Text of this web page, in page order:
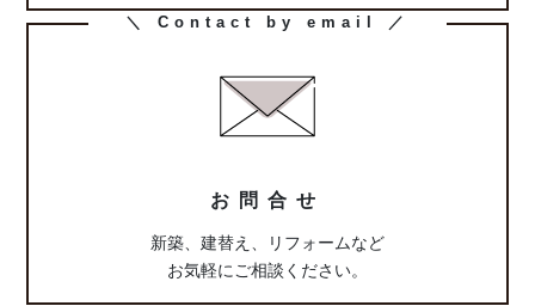
カ
＼ Contact by email ／
お問合せ
新築、建替え、リフォームなど
お気軽にご相談ください。